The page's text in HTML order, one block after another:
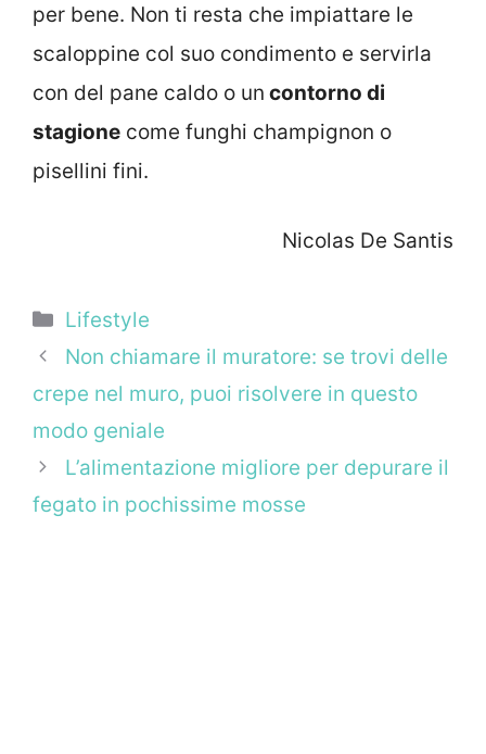
per bene. Non ti resta che impiattare le
scaloppine col suo condimento e servirla
con del pane caldo o un contorno di
stagione come funghi champignon o
pisellini fini.
Nicolas De Santis
Categorie
Lifestyle
Non chiamare il muratore: se trovi delle
crepe nel muro, puoi risolvere in questo
modo geniale
L’alimentazione migliore per depurare il
fegato in pochissime mosse